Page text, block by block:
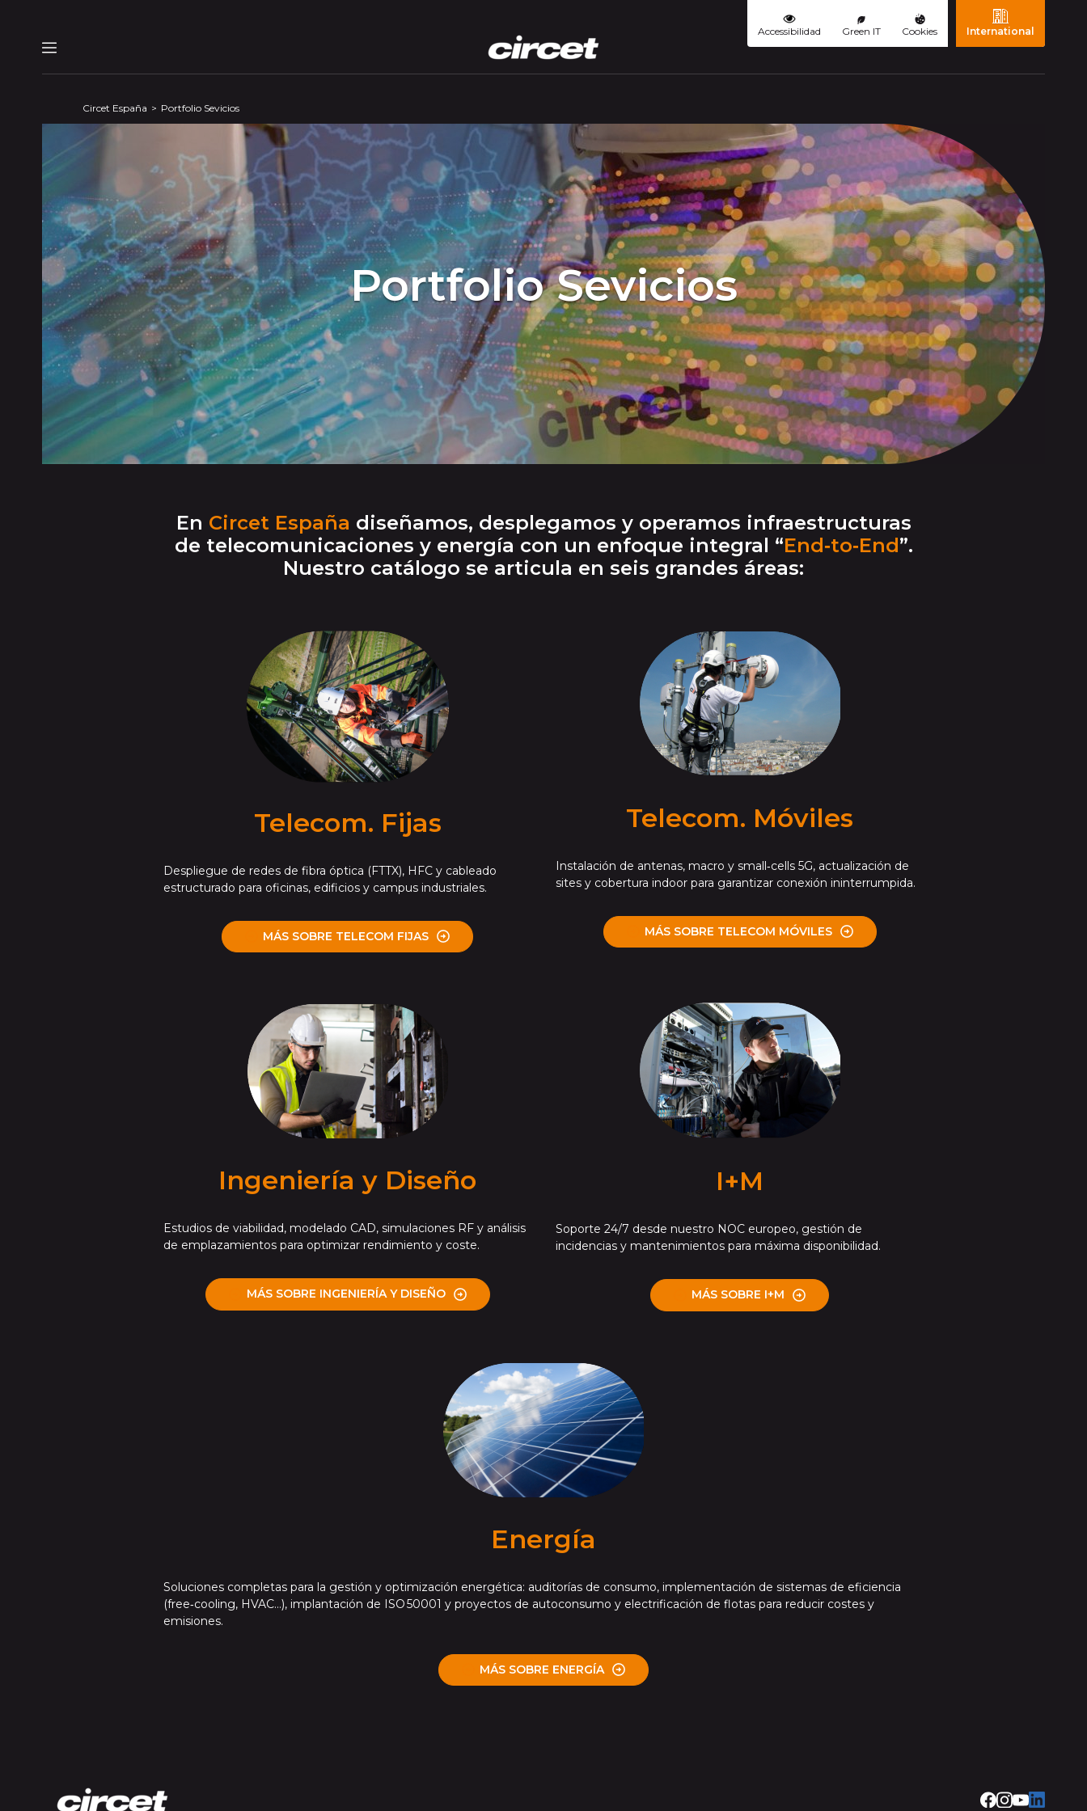
Accessibilidad Green IT Cookies International
Menu
Circet España Portfolio Sevicios
Portfolio Sevicios
En Circet España diseñamos, desplegamos y operamos infraestructuras
de telecomunicaciones y energía con un enfoque integral “End‑to‑End”.
Nuestro catálogo se articula en seis grandes áreas:
Telecom. Fijas
Despliegue de redes de fibra óptica (FTTX), HFC y cableado
estructurado para oficinas, edificios y campus industriales.
MÁS SOBRE TELECOM FIJAS
Telecom. Móviles
Instalación de antenas, macro y small‑cells 5G, actualización de
sites y cobertura indoor para garantizar conexión ininterrumpida.
MÁS SOBRE TELECOM MÓVILES
Ingeniería y Diseño
Estudios de viabilidad, modelado CAD, simulaciones RF y análisis
de emplazamientos para optimizar rendimiento y coste.
MÁS SOBRE INGENIERÍA Y DISEÑO
I+M
Soporte 24/7 desde nuestro NOC europeo, gestión de
incidencias y mantenimientos para máxima disponibilidad.
MÁS SOBRE I+M
Energía
Soluciones completas para la gestión y optimización energética: auditorías de consumo, implementación de sistemas de eficiencia
(free‑cooling, HVAC…), implantación de ISO 50001 y proyectos de autoconsumo y electrificación de flotas para reducir costes y
emisiones.
MÁS SOBRE ENERGÍA
Facebook
Instragram
Youtube
LinkedIn